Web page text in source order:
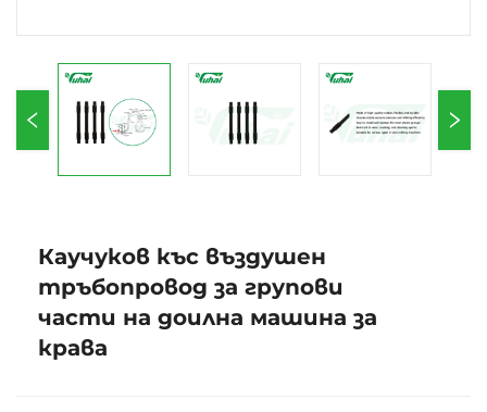
Каучуков къс въздушен
тръбопровод за групови
части на доилна машина за
крава